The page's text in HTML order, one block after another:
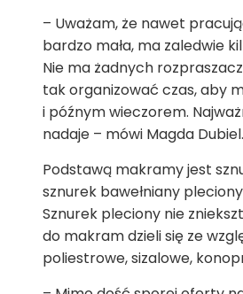
– Uważam, że nawet
bardzo mała, ma zaledwie
Nie ma żadnych
tak organizować czas, aby
i późnym wieczorem.
nadaje – mówi Magda Dubiel.
Podstawą makramy jest
sznurek bawełniany
Sznurek pleciony nie
do makram dzieli się ze
poliestrowe, sizalowe,